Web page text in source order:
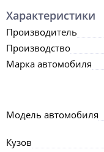
Характеристики
Производитель
Производство
Марка автомобиля
Модель автомобиля
Кузов